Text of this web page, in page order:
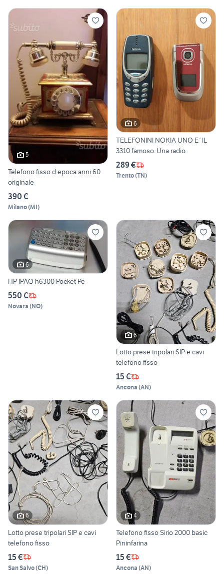
5
Telefono fisso d epoca anni 60
originale
390 €
Milano(MI)
6
TELEFONINI NOKIA UNO E´IL
3310 famoso. Una radio.
289 €
Trento(TN)
6
HP iPAQ h6300 Pocket Pc
550 €
Novara (NO)
6
Lotto prese tripolari SIP e cavi
telefono fisso
15 €
Ancona (AN)
6
Lotto prese tripolari SIP e cavi
telefono fisso
15 €
San Salvo(CH)
4
Telefono fisso Sirio 2000 basic
Pininfarina
15 €
Ancona (AN)